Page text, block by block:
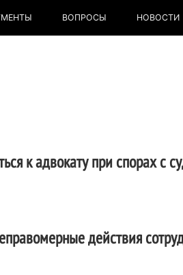
ВОПРОСЫ НОВОСТИ
к адвокату при спорах с
действия